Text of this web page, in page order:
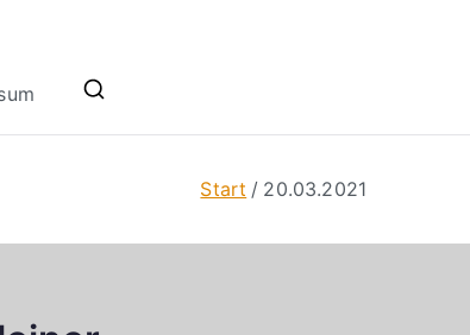
Start 20.03.2021